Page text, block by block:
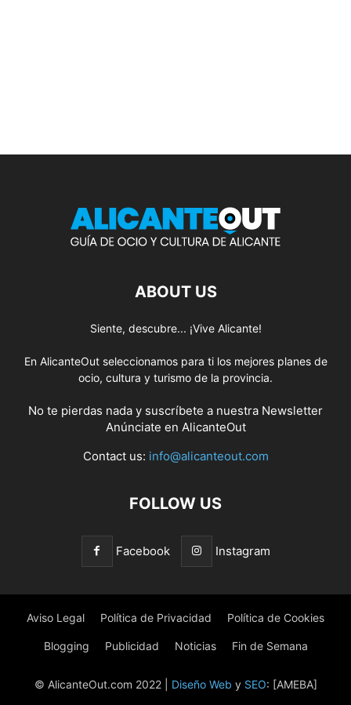
ABOUT US
Siente, descubre... ¡Vive Alicante!
En AlicanteOut seleccionamos para ti los mejores planes de
ocio, cultura y turismo de la provincia.
No te pierdas nada y suscríbete a nuestra Newsletter
Anúnciate en AlicanteOut
Contact us: info@alicanteout.com
FOLLOW US
Facebook Instagram
Aviso Legal Política de Privacidad Política de Cookies
Blogging Publicidad Noticias Fin de Semana
© AlicanteOut.com 2022 | Diseño Web y SEO: [AMEBA]